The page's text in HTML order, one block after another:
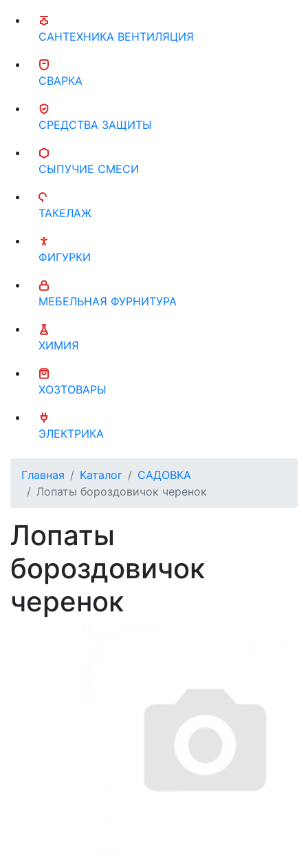
САНТЕХНИКА ВЕНТИЛЯЦИЯ
СВАРКА
СРЕДСТВА ЗАЩИТЫ
СЫПУЧИЕ СМЕСИ
ТАКЕЛАЖ
ФИГУРКИ
МЕБЕЛЬНАЯ ФУРНИТУРА
ХИМИЯ
ХОЗТОВАРЫ
ЭЛЕКТРИКА
Главная Каталог
САДОВКА
Лопаты бороздовичок черенок
Лопаты
бороздовичок
черенок